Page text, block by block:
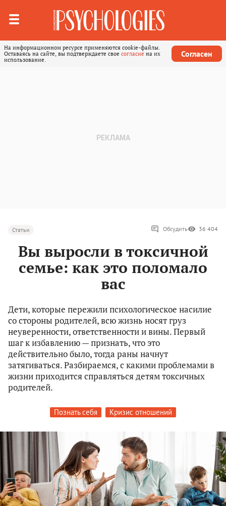
На информационном ресурсе применяются cookie-файлы.
Оставаясь на сайте, вы подтверждаете свое согласие на их
использование.
Согласен
Статьи Обсудить 36 404
Вы выросли в токсичной
семье: как это поломало
вас
Дети, которые пережили психологическое насилие
со стороны родителей, всю жизнь носят груз
неуверенности, ответственности и вины. Первый
шаг к избавлению — признать, что это
действительно было, тогда раны начнут
затягиваться. Разбираемся, с какими проблемами в
жизни приходится справляться детям токсичных
родителей.
Познать себя Кризис отношений